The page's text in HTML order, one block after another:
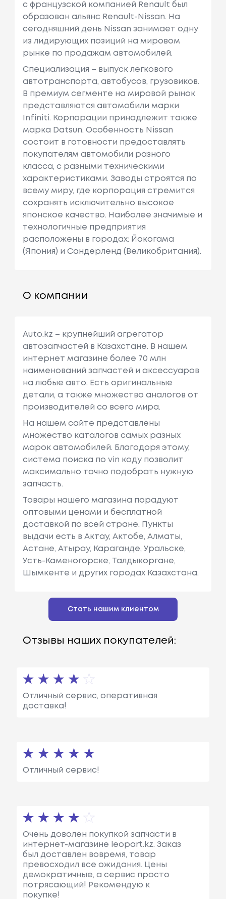
с французcкой компанией Renault был
образован альянс Renault-Nissan. На
сегодняшний день Nissan занимает одну
из лидирующих позиций на мировом
рынке по продажам автомобилей.
Специализация – выпуск легкового
автотранспорта, автобусов, грузовиков.
В премиум сегменте на мировой рынок
представляются автомобили марки
Infiniti. Корпорации принадлежит также
марка Datsun. Особенность Nissan
состоит в готовности предоставлять
покупателям автомобили разного
класса, с разными техническими
характеристиками. Заводы строятся по
всему миру, где корпорация стремится
сохранять исключительно высокое
японское качество. Наиболее значимые и
технологичные предприятия
расположены в городах: Йокогама
(Япония) и Сандерленд (Великобритания).
О компании
Auto.kz – крупнейший агрегатор
автозапчастей в Казахстане. В нашем
интернет магазине более 70 млн
наименований запчастей и аксессуаров
на любые авто. Есть оригинальные
детали, а также множество аналогов от
производителей со всего мира.
На нашем сайте представлены
множество каталогов самых разных
марок автомобилей. Благодоря этому,
система поиска по vin коду позволит
максимально точно подобрать нужную
запчасть.
Товары нашего магазина порадуют
оптовыми ценами и бесплатной
доставкой по всей стране. Пункты
выдачи есть в Актау, Актобе, Алматы,
Астане, Атырау, Караганде, Уральске,
Усть-Каменогорске, Талдыкоргане,
Шымкенте и других городах Казахстана.
Стать нашим клиентом
Отзывы наших покупателей:
Отличный сервис, оперативная
доставка!
Отличный сервис!
Очень доволен покупкой запчасти в
интернет-магазине leopart.kz. Заказ
был доставлен вовремя, товар
превосходил все ожидания. Цены
демократичные, а сервис просто
потрясающий! Рекомендую к
покупке!